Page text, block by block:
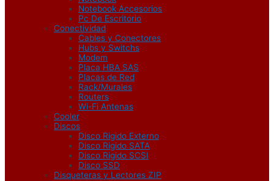
Notebook Accesorios
Pc De Escritorio
Conectividad
Cables y Conectores
Hubs y Switchs
Modem
Placa HBA SAS
Placas de Red
Rack/Murales
Routers
Wi-Fi Antenas
Cooler
Discos
Disco Rigido Externo
Disco Rigido SATA
Disco Rigido SCSI
Disco SSD
Disqueteras y Lectores ZIP